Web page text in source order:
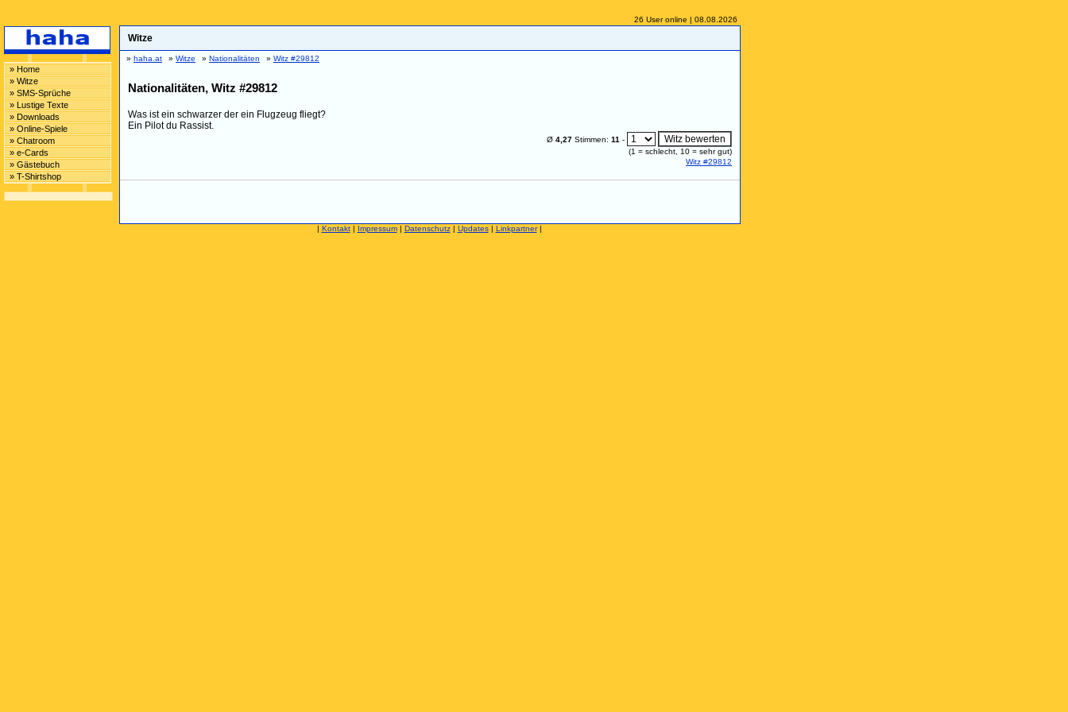
» Home
» Witze
» SMS-Sprüche
» Lustige Texte
» Downloads
» Online-Spiele
» Chatroom
» e-Cards
» Gästebuch
» T-Shirtshop
26 User online | 08.08.2026
Witze
» haha.at » Witze » Nationalitäten » Witz #29812
Nationalitäten, Witz #29812
Was ist ein schwarzer der ein Flugzeug fliegt?
Ein Pilot du Rassist.
Ø 4,27 Stimmen: 11 -
(1 = schlecht, 10 = sehr gut)
Witz #29812
| Kontakt| Impressum| Datenschutz| Updates| Linkpartner|